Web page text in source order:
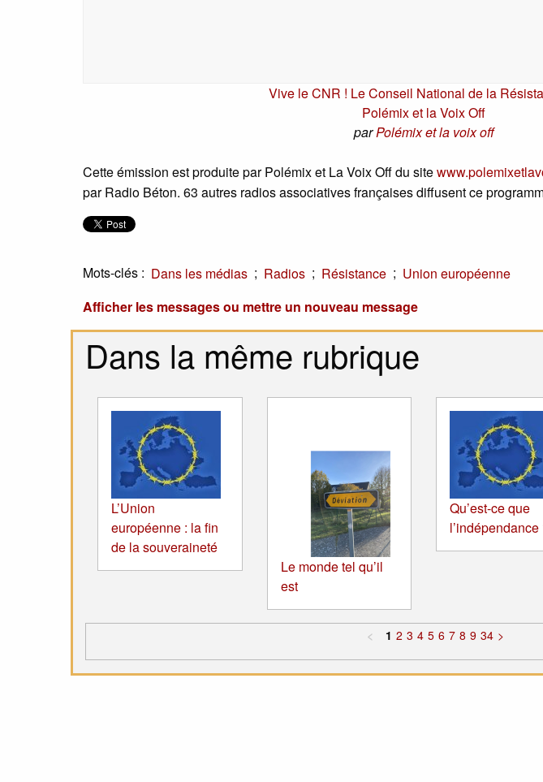
Vive le CNR ! Le Conseil National de la
Polémix et la Voix Off
parPolémix et la voix off
Cette émission est produite par Polémix et La Voix Off du site
par Radio Béton. 63 autres radios associatives françaises diffusent ce
Mots-clés : Dans les médias ; Radios ; Résistance ; Union européenne
Afficher les messages ou mettre un nouveau message
Dans la même rubrique
L’Union
européenne : la fin
de la souveraineté
Le monde tel qu’il
est
Qu’est-ce que
l’indépendance
< 1 2 3 4 5 6 7 8 9 34 >